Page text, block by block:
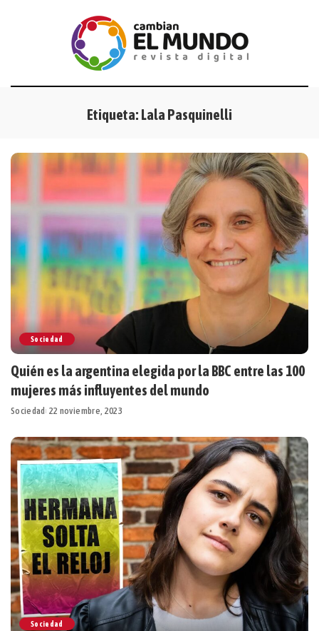
Etiqueta: Lala Pasquinelli
Sociedad
Quién es la argentina elegida por la BBC entre las 100
mujeres más influyentes del mundo
Sociedad 22 noviembre, 2023
Sociedad